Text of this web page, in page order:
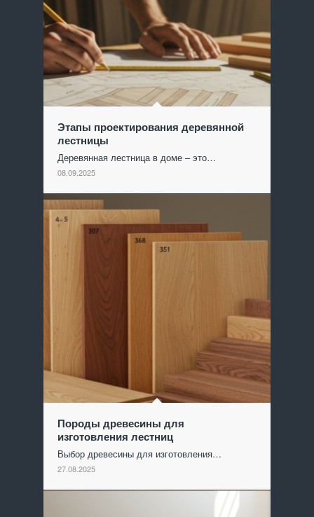
Этапы проектирования деревянной
лестницы
Деревянная лестница в доме – это…
08.09.2025
Породы древесины для
изготовления лестниц
Выбор древесины для изготовления…
27.08.2025